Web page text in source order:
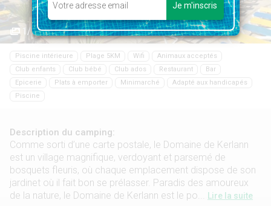
1/25
Piscine intérieure Plage 5KM Wifi
Animaux acceptés
Club enfants
Club bébé Club ados Restaurant
Bar
Epicerie
Plats à emporter Minimarché
Adapté aux handicapés
Piscine
Description du camping:
Comme sorti d’une carte postale, le Domaine de Kerlann
est un village magnifique, verdoyant et parsemé de
bosquets fleuris, où chaque emplacement dispose de son
jardinet où il fait bon se prélasser. Paradis des amoureux
de la nature, le Domaine de Kerlann est le po...
Lire la suite
Je m'inscris